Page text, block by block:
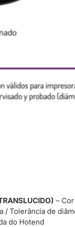
– Cor
/ Tolerância de
do Hotend